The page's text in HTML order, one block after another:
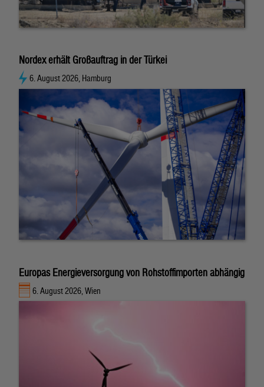
Nordex erhält Großauftrag in der Türkei
6. August 2026, Hamburg
Europas Energieversorgung von Rohstoffimporten abhängig
6. August 2026, Wien